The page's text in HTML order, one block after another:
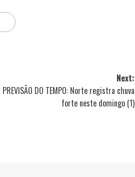
Next:
PREVISÃO DO TEMPO: Norte registra chuva
forte neste domingo (1)